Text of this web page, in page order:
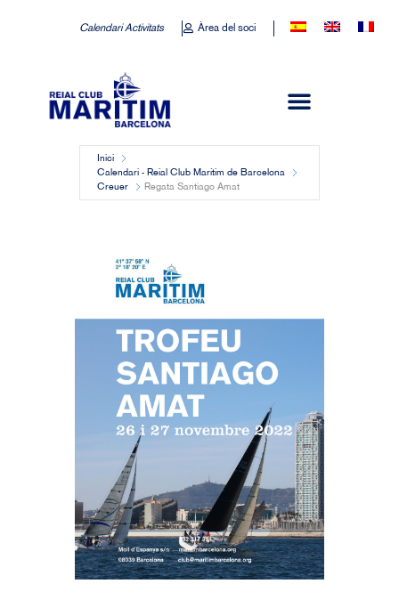
Calendari Activitats Àrea del soci
Inici
Calendari - Reial Club Marítim de Barcelona
Creuer
Regata Santiago Amat